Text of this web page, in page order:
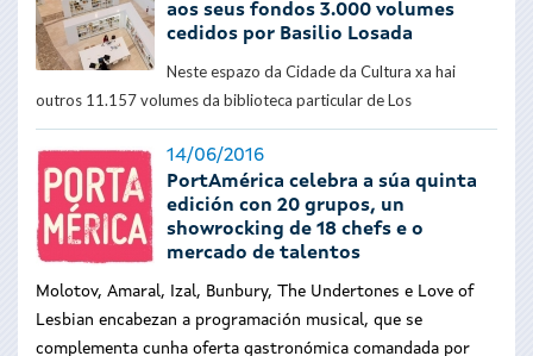
aos seus fondos 3.000 volumes
cedidos por Basilio Losada
Neste espazo da Cidade da Cultura xa hai
outros 11.157 volumes da biblioteca particular de Los
14/06/2016
PortAmérica celebra a súa quinta
edición con 20 grupos, un
showrocking de 18 chefs e o
mercado de talentos
Molotov, Amaral, Izal, Bunbury, The Undertones e Love of
Lesbian encabezan a programación musical, que se
complementa cunha oferta gastronómica comandada por